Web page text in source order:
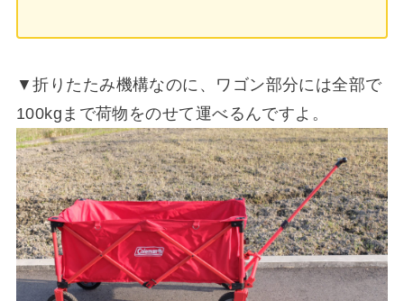
▼折りたたみ機構なのに、ワゴン部分には全部で
100kgまで荷物をのせて運べるんですよ。